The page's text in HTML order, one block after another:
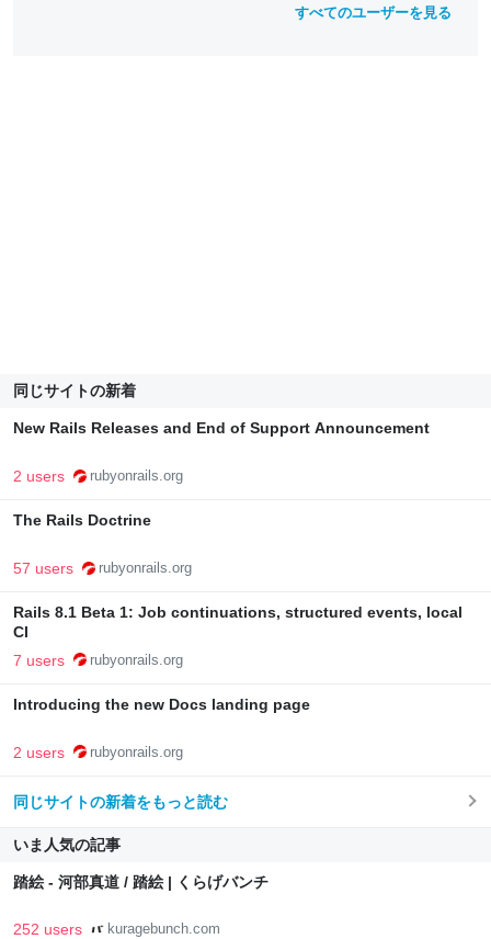
すべてのユーザーを見る
同じサイトの新着
New Rails Releases and End of Support Announcement
2 users rubyonrails.org
The Rails Doctrine
57 users rubyonrails.org
Rails 8.1 Beta 1: Job continuations, structured events, local
CI
7 users rubyonrails.org
Introducing the new Docs landing page
2 users rubyonrails.org
同じサイトの新着をもっと読む
いま人気の記事
踏絵 - 河部真道 / 踏絵 | くらげバンチ
252 users kuragebunch.com